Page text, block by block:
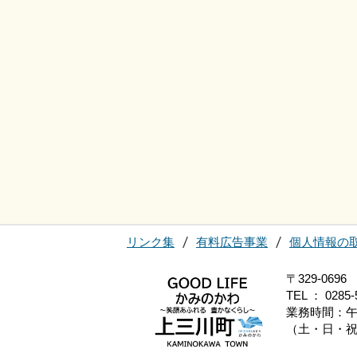
リンク集 有料広告事業 個人情報の
〒329-0696
TEL ：
業務時間：
（土・日・